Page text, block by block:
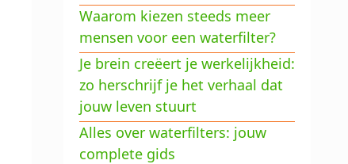
Waarom kiezen steeds meer
mensen voor een waterfilter?
Je brein creëert je werkelijkheid:
zo herschrijf je het verhaal dat
jouw leven stuurt
Alles over waterfilters: jouw
complete gids